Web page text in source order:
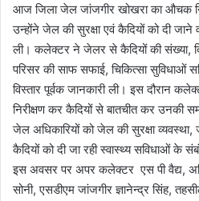
आज जिला जेल जांजगीर खोखरा का औचक
उन्होंने जेल की सुरक्षा एवं कैदियों को दी जाने
ली। कलेक्टर ने जेलर से कैदियों की संख्या,
परिसर की साफ सफाई, चिकित्सा सुविधाओं
विस्तार पूर्वक जानकारी ली। इस दौरान
निरीक्षण कर कैदियों से बातचीत कर उनकी
जेल अधिकारियों को जेल की सुरक्षा व्यवस्था,
कैदियों को दी जा रही स्वास्थ्य सविधाओं के
इस अवसर पर अपर कलेक्टर एस पी वैद्य,
सोनी, एसडीएम जांजगीर ज्ञानेन्द्र सिंह,